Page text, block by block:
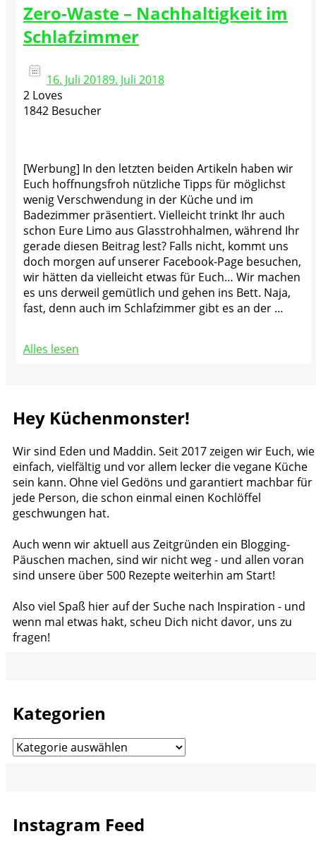
Zero-Waste – Nachhaltigkeit im
Schlafzimmer
16. Juli 20189. Juli 2018
2 Loves
1842 Besucher
[Werbung] In den letzten beiden Artikeln haben wir
Euch hoffnungsfroh nützliche Tipps für möglichst
wenig Verschwendung in der Küche und im
Badezimmer präsentiert. Vielleicht trinkt Ihr auch
schon Eure Limo aus Glasstrohhalmen, während Ihr
gerade diesen Beitrag lest? Falls nicht, kommt uns
doch morgen auf unserer Facebook-Page besuchen,
wir hätten da vielleicht etwas für Euch… Wir machen
es uns derweil gemütlich und gehen ins Bett. Naja,
fast, denn auch im Schlafzimmer gibt es an der …
Alles lesen
Hey Küchenmonster!
Wir sind Eden und Maddin. Seit 2017 zeigen wir Euch, wie
einfach, vielfältig und vor allem lecker die vegane Küche
sein kann. Ohne viel Gedöns und garantiert machbar für
jede Person, die schon einmal einen Kochlöffel
geschwungen hat.
Auch wenn wir aktuell aus Zeitgründen ein Blogging-
Päuschen machen, sind wir nicht weg - und allen voran
sind unsere über 500 Rezepte weiterhin am Start!
Also viel Spaß hier auf der Suche nach Inspiration - und
wenn mal etwas hakt, scheu Dich nicht davor, uns zu
fragen!
Kategorien
Kategorien
Instagram Feed